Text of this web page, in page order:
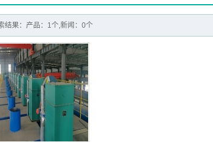
结果：产品：1个,新闻：0个